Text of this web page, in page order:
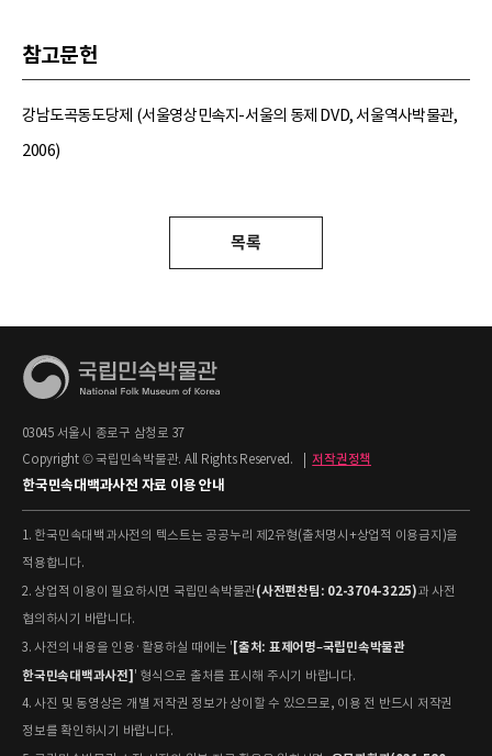
참고문헌
강남도곡동도당제 (서울영상민속지-서울의 동제 DVD, 서울역사박물관,
2006)
목록
03045 서울시 종로구 삼청로 37
Copyright © 국립민속박물관. All Rights Reserved.
저작권정책
한국민속대백과사전 자료 이용 안내
1. 한국민속대백과사전의 텍스트는 공공누리 제2유형(출처명시+상업적 이용금지)을
적용합니다.
2. 상업적 이용이 필요하시면 국립민속박물관(사전편찬팀: 02-3704-3225)과 사전
협의하시기 바랍니다.
3. 사전의 내용을 인용·활용하실 때에는 ' [출처: 표제어명–국립민속박물관
한국민속대백과사전] ' 형식으로 출처를 표시해 주시기 바랍니다.
4. 사진 및 동영상은 개별 저작권 정보가 상이할 수 있으므로, 이용 전 반드시 저작권
정보를 확인하시기 바랍니다.